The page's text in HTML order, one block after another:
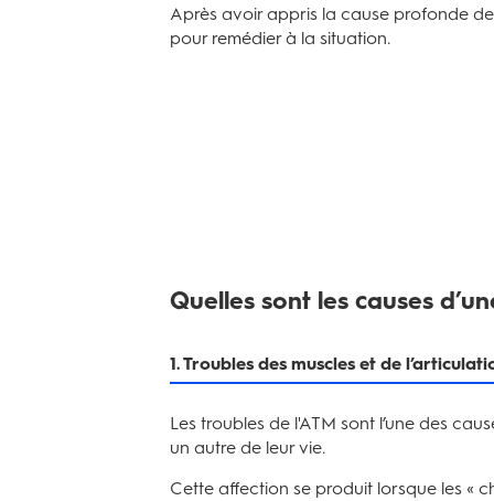
Après avoir appris la cause profonde
pour remédier à la situation.
Quelles sont les causes
1. Troubles des muscles et de
Les troubles de l'ATM sont l’une des
un autre de leur vie.
Cette affection se produit lorsque les «